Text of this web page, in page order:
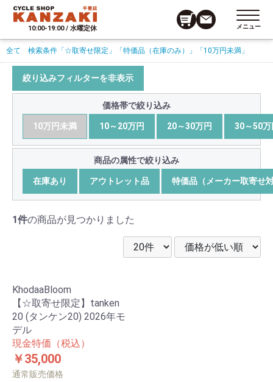
10:00-19:00 / 水曜定休 メニュー
全て 検索条件 「☆取寄せ限定」 「特価品（在庫のみ）」 「10万円未満」
絞り込みフィルターを非表示
価格帯で絞り込み
10万円未満 10～20万円 20～30万円 30～50万
商品の属性で絞り込み
在庫あり アウトレット品 特価品（メーカー取寄せ
1件の商品が見つかりました
KhodaaBloom
【☆取寄せ限定】tanken
20 (タンケン20) 2026年モ
デル
現金特価（税込）
￥35,000
通常販売価格